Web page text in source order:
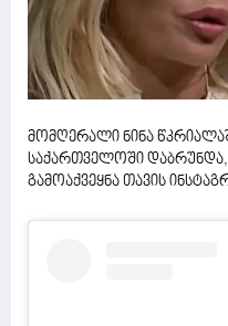
მომღერალი ნინა
საქართველოში
გამოაქვეყნა თავის